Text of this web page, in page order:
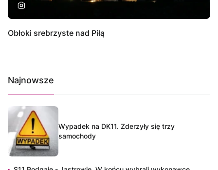
Obłoki srebrzyste nad Piłą
Najnowsze
Wypadek na DK11. Zderzyły się trzy
samochody